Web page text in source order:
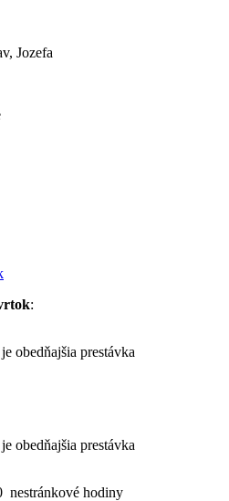
Jozefa
:
obedňajšia prestávka
obedňajšia prestávka
nestránkové hodiny